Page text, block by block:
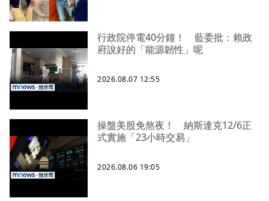
行政院停電40分鐘！ 藍委批：賴政
府說好的「能源韌性」呢
2026.08.07 12:55
操盤美股免熬夜！ 納斯達克12/6正
式實施「23小時交易」
2026.08.06 19:05